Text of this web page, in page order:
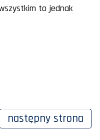
to jednak
następny strona